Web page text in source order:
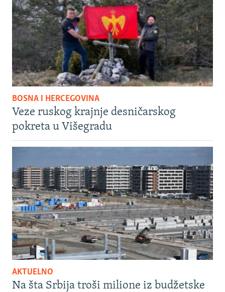
BOSNA I HERCEGOVINA
Veze ruskog krajnje desničarskog
pokreta u Višegradu
AKTUELNO
Na šta Srbija troši milione iz budžetske